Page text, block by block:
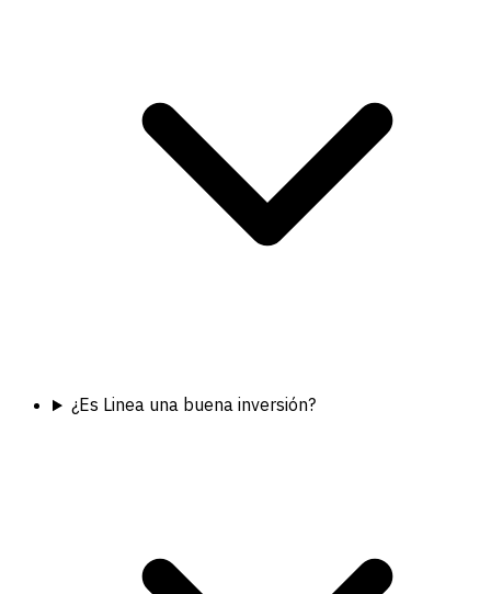
¿Es Linea una buena inversión?